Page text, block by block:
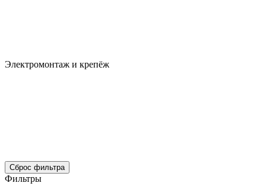
Электромонтаж и крепёж
Сброс фильтра
Фильтры